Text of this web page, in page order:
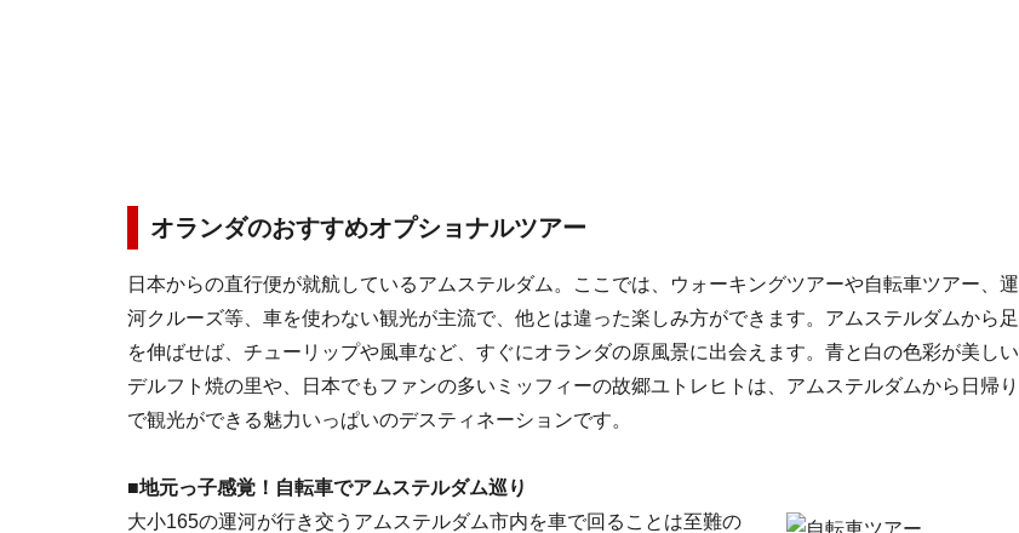
オランダのおすすめオプショナルツアー
日本からの直行便が就航しているアムステルダム。ここでは、ウォーキングツアーや自転車ツアー、運
河クルーズ等、車を使わない観光が主流で、他とは違った楽しみ方ができます。アムステルダムから足
を伸ばせば、チューリップや風車など、すぐにオランダの原風景に出会えます。青と白の色彩が美しい
デルフト焼の里や、日本でもファンの多いミッフィーの故郷ユトレヒトは、アムステルダムから日帰り
で観光ができる魅力いっぱいのデスティネーションです。
■地元っ子感覚！自転車でアムステルダム巡り
大小165の運河が行き交うアムステルダム市内を車で回ることは至難の